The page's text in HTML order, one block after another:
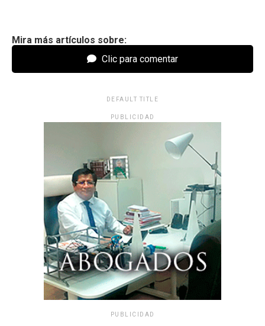
Mira más artículos sobre:
Clic para comentar
DEFAULT TITLE
PUBLICIDAD
PUBLICIDAD